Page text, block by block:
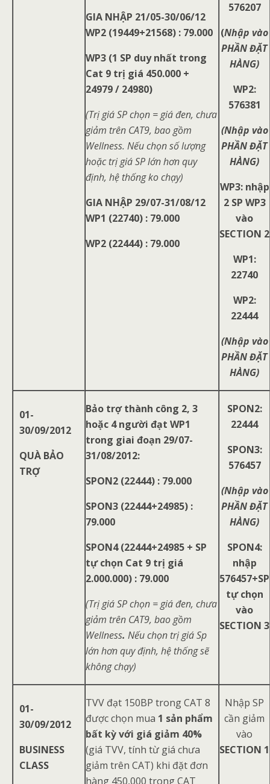
GIA NHẬP 21/05-30/06/12
WP2 (19449+21568) : 79.000
WP3 (1 SP duy nhất trong
Cat 9 trị giá 450.000 +
24979 / 24980)
(Trị giá SP chọn = giá đen, chưa
giảm trên CAT9, bao gồm
Wellness. Nếu chọn số lượng
hoặc trị giá SP lớn hơn quy
định, hệ thống ko chạy)
GIA NHẬP 29/07-31/08/12
WP1 (22740) : 79.000
WP2 (22444) : 79.000
576207
(Nhập vào
PHẦN ĐẶT
HÀNG)
WP2:
576381
(Nhập vào
PHẦN ĐẶT
HÀNG)
WP3: nhập
2 SP WP3
vào
SECTION 2
WP1:
22740
WP2:
22444
(Nhập vào
PHẦN ĐẶT
HÀNG)
01-
30/09/2012
QUÀ BẢO
TRỢ
Bảo trợ thành công 2, 3
hoặc 4 người đạt WP1
trong giai đoạn 29/07-
31/08/2012:
SPON2 (22444) : 79.000
SPON3 (22444+24985) :
79.000
SPON4 (22444+24985 + SP
tự chọn Cat 9 trị giá
2.000.000) : 79.000
(Trị giá SP chọn = giá đen, chưa
giảm trên CAT9, bao gồm
Wellness. Nếu chọn trị giá Sp
lớn hơn quy định, hệ thống sẽ
không chạy)
SPON2:
22444
SPON3:
576457
(Nhập vào
PHẦN ĐẶT
HÀNG)
SPON4:
nhập
576457+SP
tự chọn
vào
SECTION 3
01-
30/09/2012
BUSINESS
CLASS
TVV đạt 150BP trong CAT 8
được chọn mua 1 sản phẩm
bất kỳ với giá giảm 40%
(giá TVV, tính từ giá chưa
giảm trên CAT) khi đặt đơn
hàng 450,000 trong CAT
Nhập SP
cần giảm
vào
SECTION 1